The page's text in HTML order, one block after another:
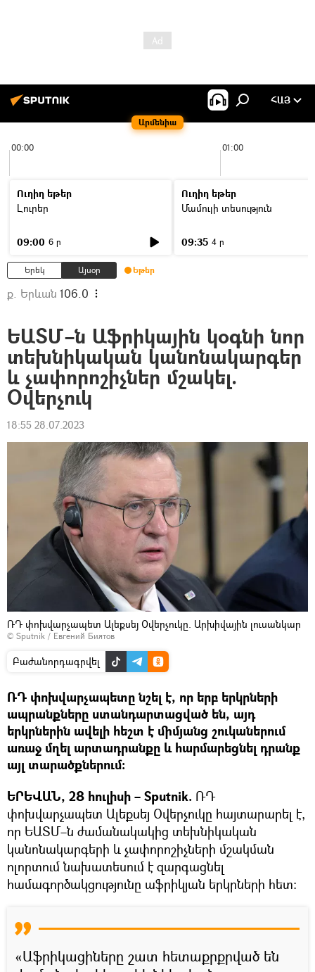
Արմենիա
ՀԱՅ
00:00 01:00
Ուղիղ եթեր
Լուրեր
09:00 6 ր
Ուղիղ եթեր
Մամուլի տեսություն
09:35 4 ր
Երեկ Այսօր Եթեր
ք. Երևան 106.0
ԵԱՏՄ–ն Աֆրիկային կօգնի նոր
տեխնիկական կանոնակարգեր
և չափորոշիչներ մշակել.
Օվերչուկ
18:55 28.07.2023
ՌԴ փոխվարչապետ Ալեքսեյ Օվերչուկը. Արխիվային լուսանկար
© Sputnik / Евгений Биятов
Բաժանորդագրվել
ՌԴ փոխվարչապետը նշել է, որ երբ երկրների
ապրանքները ստանդարտացված են, այդ
երկրներին ավելի հեշտ է միմյանց շուկաներում
առաջ մղել արտադրանքը և հարմարեցնել դրանք
այլ տարածքներում։
ԵՐԵՎԱՆ, 28 հուլիսի – Sputnik. ՌԴ
փոխվարչապետ Ալեքսեյ Օվերչուկը հայտարարել է,
որ ԵԱՏՄ–ն ժամանակակից տեխնիկական
կանոնակարգերի և չափորոշիչների մշակման
ոլորտում նախատեսում է զարգացնել
համագործակցությունը աֆրիկյան երկրների հետ։
«Աֆրիկացիները շատ հետաքրքրված են